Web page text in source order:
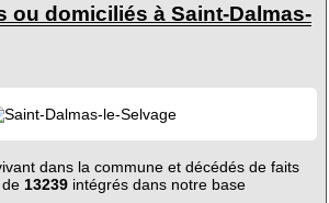
ou domiciliés à Saint-Dalmas-
dans la commune et décédés de faits
13239intégrés dans notre base